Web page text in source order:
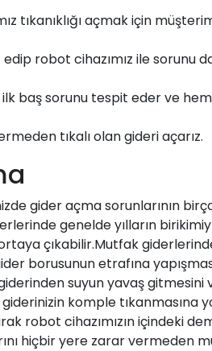
tıkanıklığı açmak için
edip robot cihazımız ile sorunu
baş sorunu tespit eder ve
tıkalı olan gideri açarız.
gider açmasorunlarının
genelde yılların
çıkabilir.Mutfak
borusunun etrafına
suyun yavaş gitmesini
komple tıkanmasına
robot cihazımızın içindeki
hiçbir yere zarar vermeden